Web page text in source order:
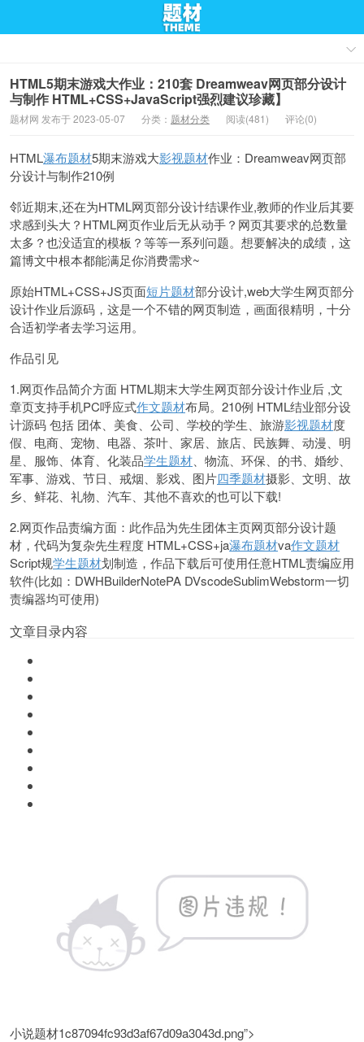
HTML5期末游戏大作业：210套 Dreamweav网页部分设计
与制作 HTML+CSS+JavaScript强烈建议珍藏】
题材网 发布于 2023-05-07 分类： 题材分类 阅读(481) 评论(0)
HTML瀑布题材5期末游戏大影视题材作业：Dreamweav网页部
分设计与制作210例
邻近期末,还在为HTML网页部分设计结课作业,教师的作业后其要
求感到头大？HTML网页作业后无从动手？网页其要求的总数量
太多？也没适宜的模板？等等一系列问题。想要解决的成绩，这
篇博文中根本都能满足你消费需求~
原始HTML+CSS+JS页面短片题材部分设计,web大学生网页部分
设计作业后源码，这是一个不错的网页制造，画面很精明，十分
合适初学者去学习运用。
作品引见
1.网页作品简介方面 HTML期末大学生网页部分设计作业后 ,文
章页支持手机PC呼应式作文题材布局。210例 HTML结业部分设
计源码 包括 团体、美食、公司、学校的学生、旅游影视题材度
假、电商、宠物、电器、茶叶、家居、旅店、民族舞、动漫、明
星、服饰、体育、化装品学生题材 、物流、环保、的书、婚纱、
军事、游戏、节日、戒烟、影戏、图片四季题材摄影、文明、故
乡、鲜花、礼物、汽车、其他不喜欢的也可以下载!
2.网页作品责编方面：此作品为先生团体主页网页部分设计题
材，代码为复杂先生程度 HTML+CSS+ja瀑布题材va作文题材
Script规学生题材划制造，作品下载后可使用任意HTML责编应用
软件(比如：DWHBuilderNotePA DVscodeSublimWebstorm一切
责编器均可使用)
文章目录内容
小说题材1c87094fc93d3af67d09a3043d.png”>